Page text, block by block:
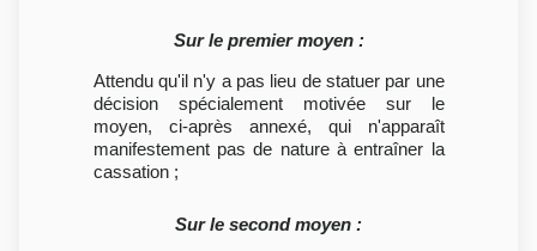
Sur le premier moyen :
Attendu qu'il n'y a pas lieu de statuer par une
décision spécialement motivée sur le
moyen, ci-après annexé, qui n'apparaît
manifestement pas de nature à entraîner la
cassation ;
Sur le second moyen :